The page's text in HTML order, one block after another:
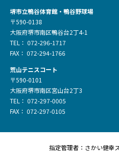
堺市立鴨谷体育館・鴨谷野球場
〒590-0138
大阪府堺市南区鴨谷台2丁4-1
TEL： 072-296-1717
FAX： 072-294-1766
荒山テニスコート
〒590-0101
大阪府堺市南区宮山台2丁3
TEL： 072-297-0005
FAX： 072-297-0105
指定管理者：さかい健幸